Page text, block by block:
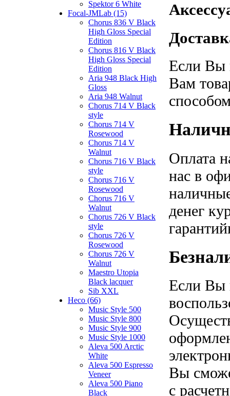
Spektor 6 White
Focal-JMLab (15)
Chorus 836 V Black
High Gloss Special
Edition
Chorus 816 V Black
High Gloss Special
Edition
Aria 948 Black High
Gloss
Aria 948 Walnut
Chorus 714 V Black
style
Chorus 714 V
Rosewood
Chorus 714 V
Walnut
Chorus 716 V Black
style
Chorus 716 V
Rosewood
Chorus 716 V
Walnut
Chorus 726 V Black
style
Chorus 726 V
Rosewood
Chorus 726 V
Walnut
Maestro Utopia
Black lacquer
Sib XXL
Heco (66)
Music Style 500
Music Style 800
Music Style 900
Music Style 1000
Aleva 500 Arctic
White
Aleva 500 Espresso
Veneer
Aleva 500 Piano
Black
Если Вы
Вам
Оплата
нас в
денег
Если Вы
Вы
с